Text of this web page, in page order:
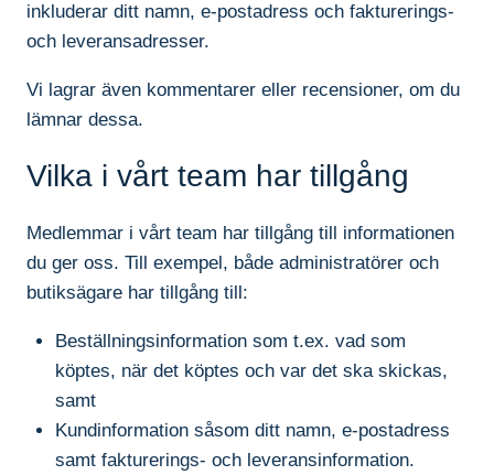
inkluderar ditt namn, e-postadress och fakturerings-
och leveransadresser.
Vi lagrar även kommentarer eller recensioner, om du
lämnar dessa.
Vilka i vårt team har tillgång
Medlemmar i vårt team har tillgång till informationen
du ger oss. Till exempel, både administratörer och
butiksägare har tillgång till:
Beställningsinformation som t.ex. vad som
köptes, när det köptes och var det ska skickas,
samt
Kundinformation såsom ditt namn, e-postadress
samt fakturerings- och leveransinformation.